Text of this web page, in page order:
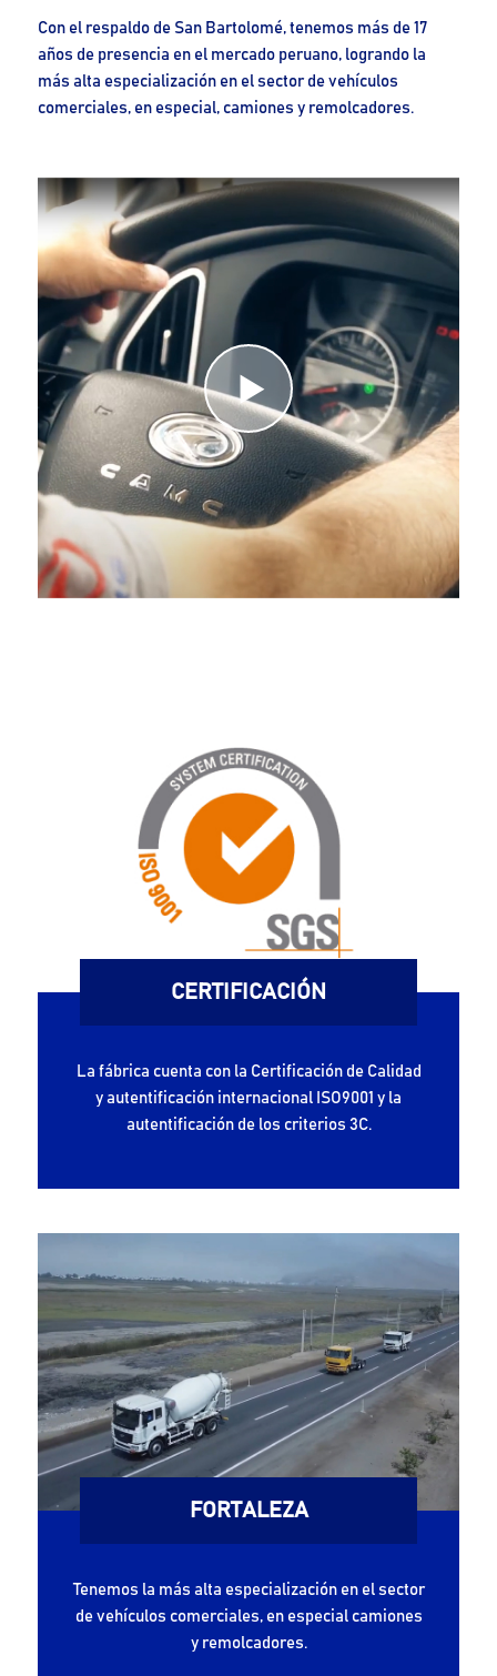
Con el respaldo de San Bartolomé, tenemos más de 17
años de presencia en el mercado peruano, logrando la
más alta especialización en el sector de vehículos
comerciales, en especial, camiones y remolcadores.
CERTIFICACIÓN
La fábrica cuenta con la Certificación de Calidad
y autentificación internacional ISO9001 y la
autentificación de los criterios 3C.
FORTALEZA
Tenemos la más alta especialización en el sector
de vehículos comerciales, en especial camiones
y remolcadores.